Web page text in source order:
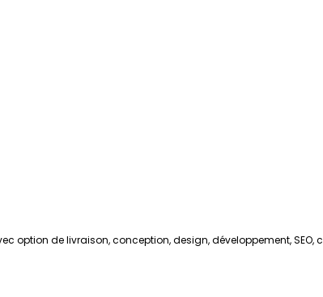
option de livraison, conception, design, développement, SEO,